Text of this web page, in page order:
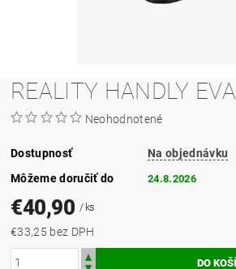
REALITY HANDLY EVA
Neohodnotené
Dostupnosť
Na objednávku
Môžeme doručiť do
24.8.2026
€40,90 / ks
€33,25 bez DPH